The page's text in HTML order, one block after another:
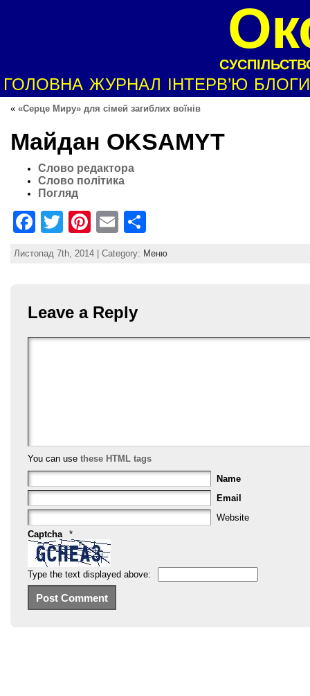
ГОЛОВНА ЖУРНАЛ ІНТЕРВ’Ю БЛОГИ
« «Серце Миру» для сімей загиблих воїнів
Майдан OKSAMYT
Слово редактора
Слово політика
Погляд
F
b
o
T
w
itt
Pi
nt
er
st
E
ai
h
Листопад 7th, 2014 | Category: Меню
Leave a Reply
You can use these HTML tags
Name
Email
Website
Captcha
*
Type the text displayed above: